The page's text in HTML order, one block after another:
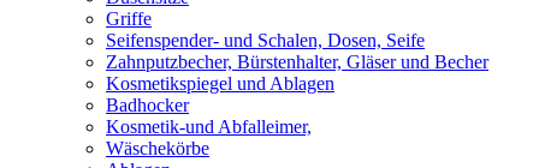
Griffe
Seifenspender- und Schalen, Dosen, Seife
Zahnputzbecher, Bürstenhalter, Gläser und Becher
Kosmetikspiegel und Ablagen
Badhocker
Kosmetik-und Abfalleimer,
Wäschekörbe